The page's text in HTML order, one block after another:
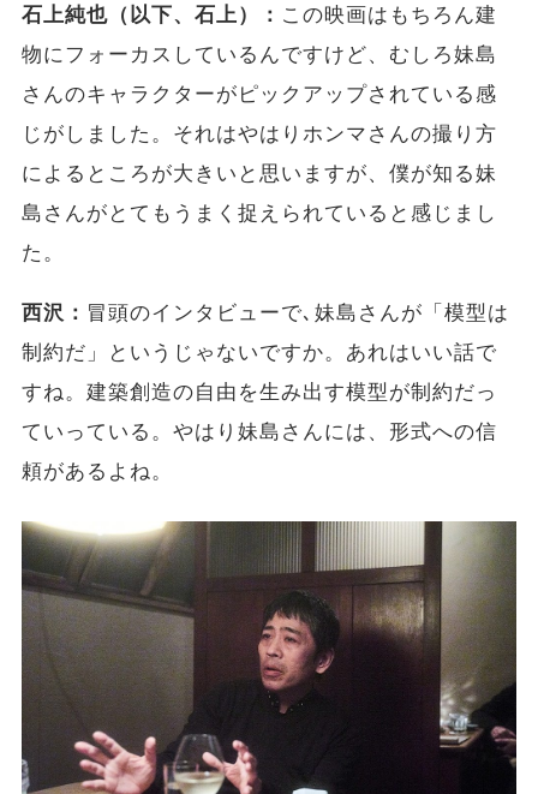
石上純也（以下、石上）： この映画はもちろん建
物にフォーカスしているんですけど、むしろ妹島
さんのキャラクターがピックアップされている感
じがしました。それはやはりホンマさんの撮り方
によるところが大きいと思いますが、僕が知る妹
島さんがとてもうまく捉えられていると感じまし
た。
西沢： 冒頭のインタビューで､妹島さんが「模型は
制約だ」というじゃないですか。あれはいい話で
すね。建築創造の自由を生み出す模型が制約だっ
ていっている。やはり妹島さんには、形式への信
頼があるよね。